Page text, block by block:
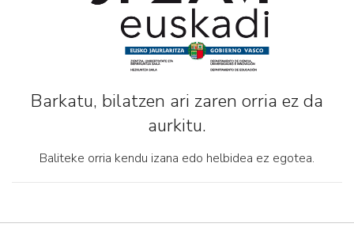
Barkatu, bilatzen ari zaren orria ez da
aurkitu.
Baliteke orria kendu izana edo helbidea ez egotea.